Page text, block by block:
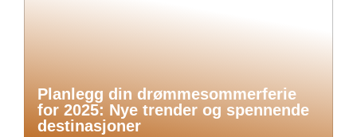
Planlegg din drømmesommerferie
for 2025: Nye trender og spennende
destinasjoner